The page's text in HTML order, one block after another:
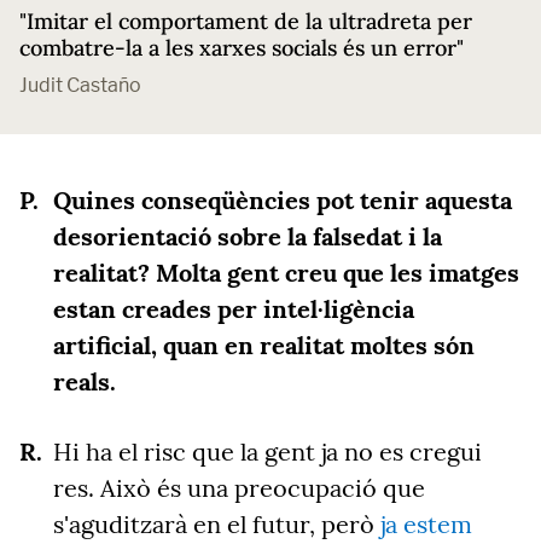
"Imitar el comportament de la ultradreta per
combatre-la a les xarxes socials és un error"
Judit Castaño
Quines conseqüències pot tenir aquesta
desorientació sobre la falsedat i la
realitat? Molta gent creu que les imatges
estan creades per intel·ligència
artificial, quan en realitat moltes són
reals.
Hi ha el risc que la gent ja no es cregui
res. Això és una preocupació que
s'aguditzarà en el futur, però ja estem